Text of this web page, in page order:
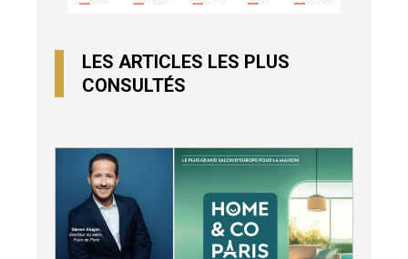
LES ARTICLES LES PLUS
CONSULTÉS